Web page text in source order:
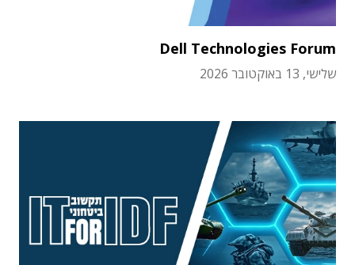
Dell Technologies Forum
שלישי, 13 באוקטובר 2026